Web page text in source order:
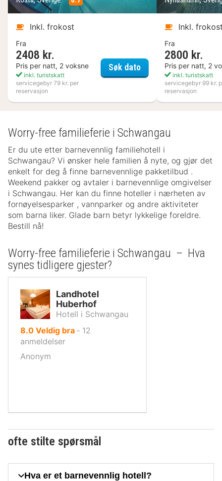
Inkl. frokost
Fra
2408 kr.
Pris per natt, 2 voksne
inkl. turistskatt
servicegebyr 79 kr. per
reservasjon
Søk datoKosta Boda Art Hotel
Inkl.
Fra
2800 kr.
Pris per natt, 2
inkl. turistskatt
servicegebyr 99 kr.
reservasjon
Worry-free familieferie i Schwangau
Er du ute etter barnevennlig familiehotell i
Schwangau? Vi ønsker hele familien å nyte, og gjør det
enkelt for deg å finne barnevennlige pakketilbud .
Weekend pakker og avtaler i barnevennlige omgivelser
i Schwangau. Her kan du finne hoteller i nærheten av
fornøyelsesparker , vannparker og andre aktiviteter
som barna liker. Glade barn betyr lykkelige foreldre.
Bestill nå!
Worry-free familieferie i Schwangau – Hva
synes tidligere gjester?
Landhotel
Huberhof
Hotell i Schwangau
8.0av
10,
Veldig bra ‐ 12
anmeldelser
Anonym
ofte stilte spørsmål
Hva er et barnevennlig hotell?